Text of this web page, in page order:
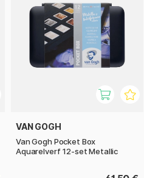
VAN GOGH
Van Gogh Pocket Box
Aquarelverf 12-set Metallic